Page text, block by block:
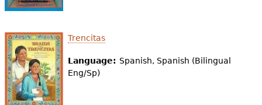
Trencitas
Language: Spanish, Spanish (Bilingual
Eng/Sp)